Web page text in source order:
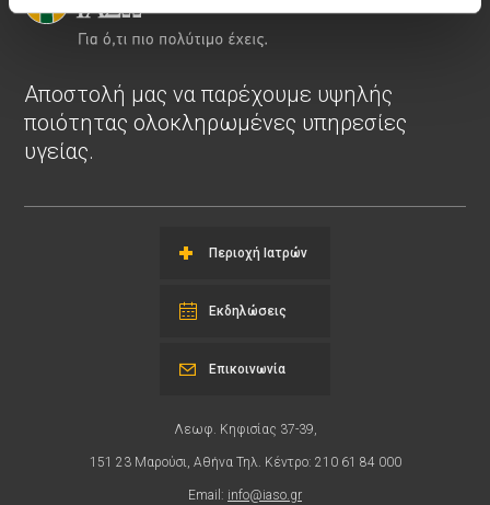
Αποστολή μας να παρέχουμε υψηλής
ποιότητας ολοκληρωμένες υπηρεσίες
υγείας.
Περιοχή Ιατρών
Εκδηλώσεις
Λεωφ. Κηφισίας 37-39,
151 23 Μαρούσι, Αθήνα Τηλ. Κέντρο: 210 61 84 000
Email: info@iaso.gr
Επικοινωνία